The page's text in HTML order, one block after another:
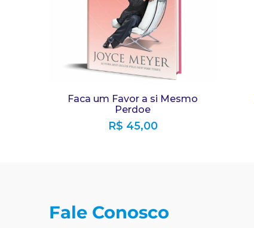
Faca um Favor a si Mesmo
Perdoe
R$ 45,00
Fale Conosco